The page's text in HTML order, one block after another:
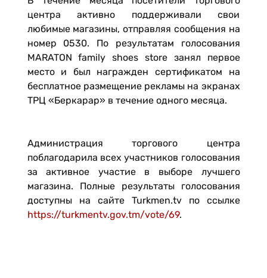
центра активно поддерживали свои
любимые магазины, отправляя сообщения на
номер 0530. По результатам голосования
MARATON family shoes store занял первое
место и был награжден сертификатом на
бесплатное размещение рекламы на экранах
ТРЦ «Беркарар» в течение одного месяца.
Администрация торгового центра
поблагодарила всех участников голосования
за активное участие в выборе лучшего
магазина. Полные результаты голосования
доступны на сайте Turkmen.tv по ссылке
https://turkmentv.gov.tm/vote/69.